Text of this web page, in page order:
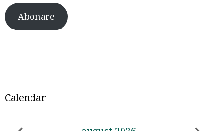
Abonare
Calendar